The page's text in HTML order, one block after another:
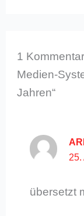
1
Medien-
Jahren“
25.
übersetzt